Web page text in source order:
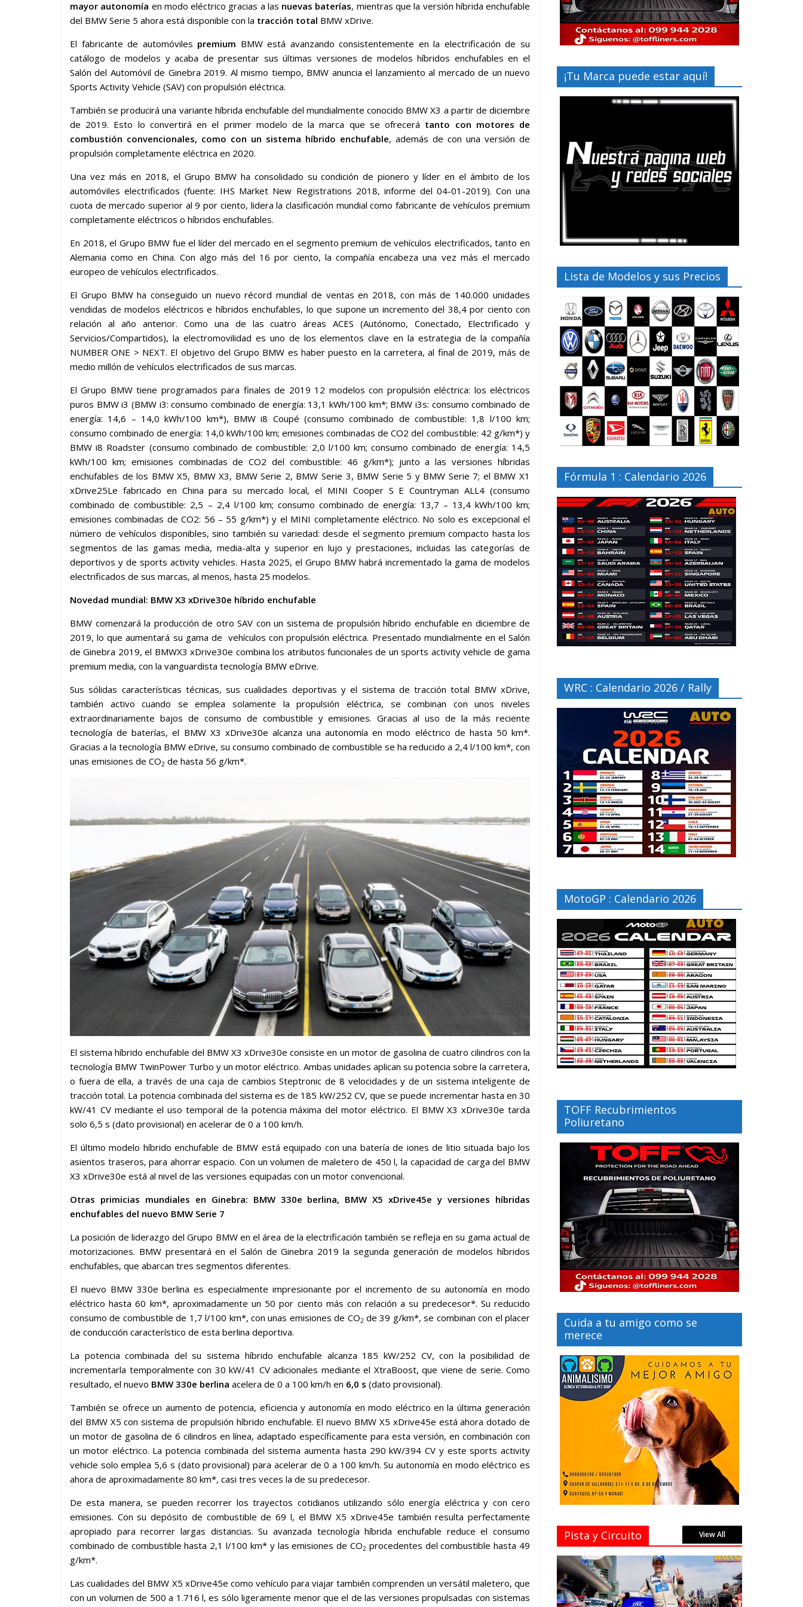
mayor autonomía en modo eléctrico gracias a las nuevas baterías, mientras que la versión híbrida enchufable
del BMW Serie 5 ahora está disponible con la tracción total BMW xDrive.
El fabricante de automóviles premium BMW está avanzando consistentemente en la electrificación de su
catálogo de modelos y acaba de presentar sus últimas versiones de modelos híbridos enchufables en el
Salón del Automóvil de Ginebra 2019. Al mismo tiempo, BMW anuncia el lanzamiento al mercado de un nuevo
Sports Activity Vehicle (SAV) con propulsión eléctrica.
También se producirá una variante híbrida enchufable del mundialmente conocido BMW X3 a partir de diciembre
de 2019. Esto lo convertirá en el primer modelo de la marca que se ofrecerá tanto con motores de
combustión convencionales, como con un sistema híbrido enchufable, además de con una versión de
propulsión completamente eléctrica en 2020.
Una vez más en 2018, el Grupo BMW ha consolidado su condición de pionero y líder en el ámbito de los
automóviles electrificados (fuente: IHS Market New Registrations 2018, informe del 04-01-2019). Con una
cuota de mercado superior al 9 por ciento, lidera la clasificación mundial como fabricante de vehículos premium
completamente eléctricos o híbridos enchufables.
En 2018, el Grupo BMW fue el líder del mercado en el segmento premium de vehículos electrificados, tanto en
Alemania como en China. Con algo más del 16 por ciento, la compañía encabeza una vez más el mercado
europeo de vehículos electrificados.
El Grupo BMW ha conseguido un nuevo récord mundial de ventas en 2018, con más de 140.000 unidades
vendidas de modelos eléctricos e híbridos enchufables, lo que supone un incremento del 38,4 por ciento con
relación al año anterior. Como una de las cuatro áreas ACES (Autónomo, Conectado, Electrificado y
Servicios/Compartidos), la electromovilidad es uno de los elementos clave en la estrategia de la compañía
NUMBER ONE > NEXT. El objetivo del Grupo BMW es haber puesto en la carretera, al final de 2019, más de
medio millón de vehículos electrificados de sus marcas.
El Grupo BMW tiene programados para finales de 2019 12 modelos con propulsión eléctrica: los eléctricos
puros BMW i3 (BMW i3: consumo combinado de energía: 13,1 kWh/100 km*; BMW i3s: consumo combinado de
energía: 14,6 – 14,0 kWh/100 km*), BMW i8 Coupé (consumo combinado de combustible: 1,8 l/100 km;
consumo combinado de energía: 14,0 kWh/100 km; emisiones combinadas de CO2 del combustible: 42 g/km*) y
BMW i8 Roadster (consumo combinado de combustible: 2,0 l/100 km; consumo combinado de energía: 14,5
kWh/100 km; emisiones combinadas de CO2 del combustible: 46 g/km*); junto a las versiones híbridas
enchufables de los BMW X5, BMW X3, BMW Serie 2, BMW Serie 3, BMW Serie 5 y BMW Serie 7; el BMW X1
xDrive25Le fabricado en China para su mercado local, el MINI Cooper S E Countryman ALL4 (consumo
combinado de combustible: 2,5 – 2,4 l/100 km; consumo combinado de energía: 13,7 – 13,4 kWh/100 km;
emisiones combinadas de CO2: 56 – 55 g/km*) y el MINI completamente eléctrico. No solo es excepcional el
número de vehículos disponibles, sino también su variedad: desde el segmento premium compacto hasta los
segmentos de las gamas media, media-alta y superior en lujo y prestaciones, incluidas las categorías de
deportivos y de sports activity vehicles. Hasta 2025, el Grupo BMW habrá incrementado la gama de modelos
electrificados de sus marcas, al menos, hasta 25 modelos.
Novedad mundial: BMW X3 xDrive30e híbrido enchufable
BMW comenzará la producción de otro SAV con un sistema de propulsión híbrido enchufable en diciembre de
2019, lo que aumentará su gama de vehículos con propulsión eléctrica. Presentado mundialmente en el Salón
de Ginebra 2019, el BMWX3 xDrive30e combina los atributos funcionales de un sports activity vehicle de gama
premium media, con la vanguardista tecnología BMW eDrive.
Sus sólidas características técnicas, sus cualidades deportivas y el sistema de tracción total BMW xDrive,
también activo cuando se emplea solamente la propulsión eléctrica, se combinan con unos niveles
extraordinariamente bajos de consumo de combustible y emisiones. Gracias al uso de la más reciente
tecnología de baterías, el BMW X3 xDrive30e alcanza una autonomía en modo eléctrico de hasta 50 km*.
Gracias a la tecnología BMW eDrive, su consumo combinado de combustible se ha reducido a 2,4 l/100 km*, con
unas emisiones de CO2 de hasta 56 g/km*.
El sistema híbrido enchufable del BMW X3 xDrive30e consiste en un motor de gasolina de cuatro cilindros con la
tecnología BMW TwinPower Turbo y un motor eléctrico. Ambas unidades aplican su potencia sobre la carretera,
o fuera de ella, a través de una caja de cambios Steptronic de 8 velocidades y de un sistema inteligente de
tracción total. La potencia combinada del sistema es de 185 kW/252 CV, que se puede incrementar hasta en 30
kW/41 CV mediante el uso temporal de la potencia máxima del motor eléctrico. El BMW X3 xDrive30e tarda
solo 6,5 s (dato provisional) en acelerar de 0 a 100 km/h.
El último modelo híbrido enchufable de BMW está equipado con una batería de iones de litio situada bajo los
asientos traseros, para ahorrar espacio. Con un volumen de maletero de 450 l, la capacidad de carga del BMW
X3 xDrive30e está al nivel de las versiones equipadas con un motor convencional.
Otras primicias mundiales en Ginebra: BMW 330e berlina, BMW X5 xDrive45e y versiones híbridas
enchufables del nuevo BMW Serie 7
La posición de liderazgo del Grupo BMW en el área de la electrificación también se refleja en su gama actual de
motorizaciones. BMW presentará en el Salón de Ginebra 2019 la segunda generación de modelos híbridos
enchufables, que abarcan tres segmentos diferentes.
El nuevo BMW 330e berlina es especialmente impresionante por el incremento de su autonomía en modo
eléctrico hasta 60 km*, aproximadamente un 50 por ciento más con relación a su predecesor*. Su reducido
consumo de combustible de 1,7 l/100 km*, con unas emisiones de CO2 de 39 g/km*, se combinan con el placer
de conducción característico de esta berlina deportiva.
La potencia combinada del su sistema híbrido enchufable alcanza 185 kW/252 CV, con la posibilidad de
incrementarla temporalmente con 30 kW/41 CV adicionales mediante el XtraBoost, que viene de serie. Como
resultado, el nuevo BMW 330e berlina acelera de 0 a 100 km/h en 6,0 s (dato provisional).
También se ofrece un aumento de potencia, eficiencia y autonomía en modo eléctrico en la última generación
del BMW X5 con sistema de propulsión híbrido enchufable. El nuevo BMW X5 xDrive45e está ahora dotado de
un motor de gasolina de 6 cilindros en línea, adaptado específicamente para esta versión, en combinación con
un motor eléctrico. La potencia combinada del sistema aumenta hasta 290 kW/394 CV y este sports activity
vehicle solo emplea 5,6 s (dato provisional) para acelerar de 0 a 100 km/h. Su autonomía en modo eléctrico es
ahora de aproximadamente 80 km*, casi tres veces la de su predecesor.
De esta manera, se pueden recorrer los trayectos cotidianos utilizando sólo energía eléctrica y con cero
emisiones. Con su depósito de combustible de 69 l, el BMW X5 xDrive45e también resulta perfectamente
apropiado para recorrer largas distancias. Su avanzada tecnología híbrida enchufable reduce el consumo
combinado de combustible hasta 2,1 l/100 km* y las emisiones de CO2 procedentes del combustible hasta 49
g/km*.
Las cualidades del BMW X5 xDrive45e como vehículo para viajar también comprenden un versátil maletero, que
con un volumen de 500 a 1.716 l, es sólo ligeramente menor que el de las versiones propulsadas con sistemas
¡Tu Marca puede estar aquí!
Lista de Modelos y sus Precios
Fórmula 1 : Calendario 2026
WRC : Calendario 2026 / Rally
MotoGP : Calendario 2026
TOFF Recubrimientos
Poliuretano
Cuida a tu amigo como se
merece
Pista y Circuito View All